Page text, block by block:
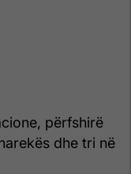
përfshirë
dhe tri në